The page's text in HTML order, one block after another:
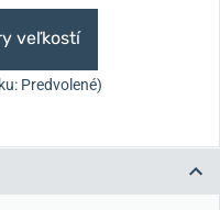
veľkostí
Predvolené)